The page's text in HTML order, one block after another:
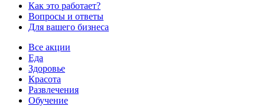
Как это работает?
Вопросы и ответы
Для вашего бизнеса
Все акции
Еда
Здоровье
Красота
Развлечения
Обучение